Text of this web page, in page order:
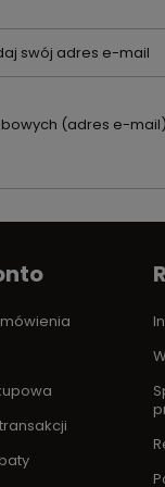
swój adres e-mail
(adres e-